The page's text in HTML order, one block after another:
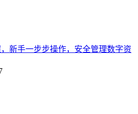
新手一步步操作，安全管理数字资